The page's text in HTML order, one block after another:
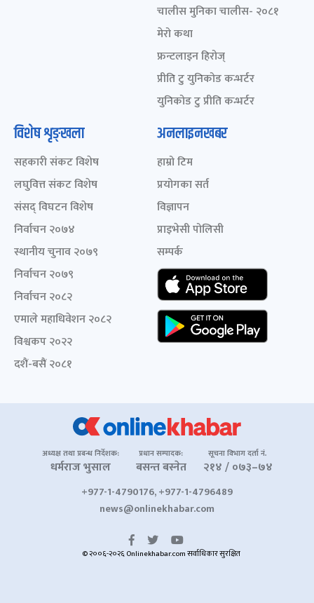
चालीस मुनिका चालीस- २०८१
मेरो कथा
फ्रन्टलाइन हिरोज्
प्रीति टु युनिकोड कन्भर्टर
युनिकोड टु प्रीति कन्भर्टर
विशेष शृङ्खला
सहकारी संकट विशेष
लघुवित्त संकट विशेष
संसद् विघटन विशेष
निर्वाचन २०७४
स्थानीय चुनाव २०७९
निर्वाचन २०७९
निर्वाचन २०८२
एमाले महाधिवेशन २०८२
विश्वकप २०२२
दशैं-बसैं २०८१
अनलाइनखबर
हाम्रो टिम
प्रयोगका सर्त
विज्ञापन
प्राइभेसी पोलिसी
सम्पर्क
अध्यक्ष तथा प्रबन्ध निर्देशक:
धर्मराज भुसाल
प्रधान सम्पादक:
बसन्त बस्नेत
सूचना विभाग दर्ता नं.
२१४ / ०७३–७४
+977-1-4790176, +977-1-4796489
news@onlinekhabar.com
© २००६-२०२६ Onlinekhabar.com सर्वाधिकार सुरक्षित